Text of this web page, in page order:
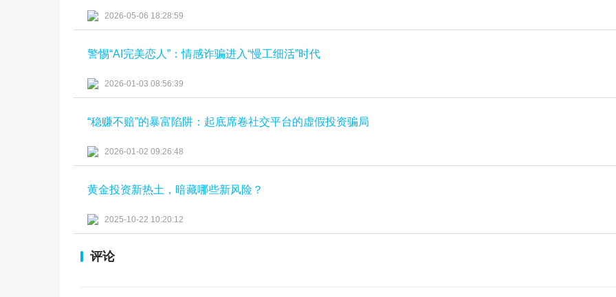
2026-05-06 18:28:59
警惕“AI完美恋人”：情感诈骗进入“慢工细活”时代
2026-01-03 08:56:39
“稳赚不赔”的暴富陷阱：起底席卷社交平台的虚假投资骗局
2026-01-02 09:26:48
黄金投资新热土，暗藏哪些新风险？
2025-10-22 10:20:12
评论